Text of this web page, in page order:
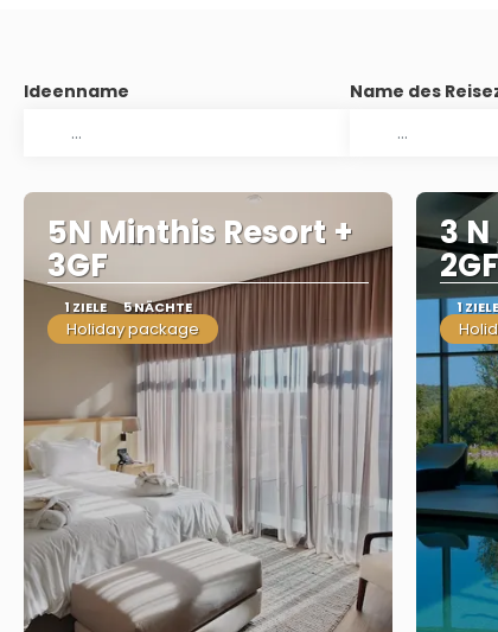
Ideenname Name des
5N Minthis Resort +
3GF
1 ZIELE 5 NÄCHTE
Holiday package
3
2GF
1 ZIELE